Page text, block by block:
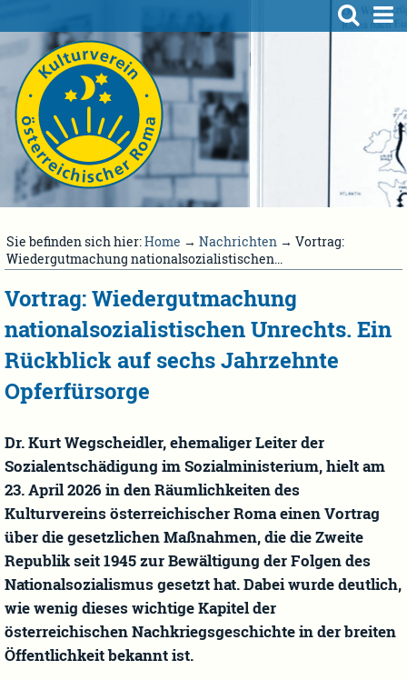
Sie befinden sich hier:Home → Nachrichten → Vortrag:
Wiedergutmachung nationalsozialistischen...
Vortrag: Wiedergutmachung
nationalsozialistischen Unrechts. Ein
Rückblick auf sechs Jahrzehnte
Opferfürsorge
Dr. Kurt Wegscheidler, ehemaliger Leiter der
Sozialentschädigung im Sozialministerium, hielt am
23. April 2026 in den Räumlichkeiten des
Kulturvereins österreichischer Roma einen Vortrag
über die gesetzlichen Maßnahmen, die die Zweite
Republik seit 1945 zur Bewältigung der Folgen des
Nationalsozialismus gesetzt hat. Dabei wurde deutlich,
wie wenig dieses wichtige Kapitel der
österreichischen Nachkriegsgeschichte in der breiten
Öffentlichkeit bekannt ist.